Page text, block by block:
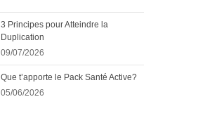
3 Principes pour Atteindre la
Duplication
09/07/2026
Que t’apporte le Pack Santé Active?
05/06/2026